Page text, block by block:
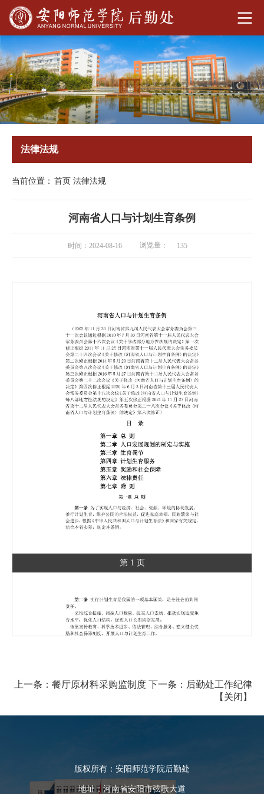
法律法规
当前位置： 首页 法律法规
河南省人口与计划生育条例
时间：2024-08-16 浏览量： 135
第 1 页
上一条： 餐厅原材料采购监制度 下一条： 后勤处工作纪律
【 关闭 】
版权所有：安阳师范学院后勤处
地址：河南省安阳市弦歌大道